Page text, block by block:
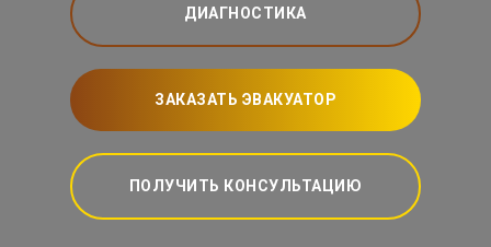
ДИАГНОСТИКА
ЗАКАЗАТЬ ЭВАКУАТОР
ПОЛУЧИТЬ КОНСУЛЬТАЦИЮ